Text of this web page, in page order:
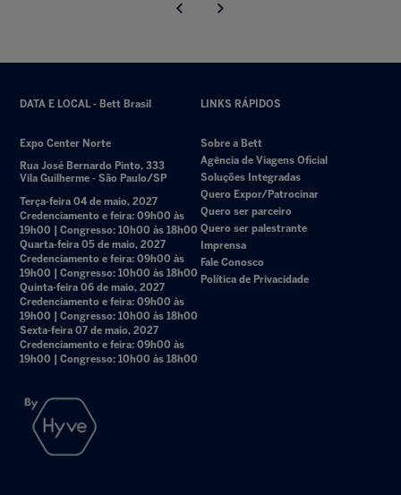
DATA E LOCAL - Bett Brasil
Expo Center Norte
Rua José Bernardo Pinto, 333
Vila Guilherme - São Paulo/SP
Terça-feira 04 de maio, 2027
Credenciamento e feira: 09h00 às
19h00 | Congresso: 10h00 às 18h00
Quarta-feira 05 de maio, 2027
Credenciamento e feira: 09h00 às
19h00 | Congresso: 10h00 às 18h00
Quinta-feira 06 de maio, 2027
Credenciamento e feira: 09h00 às
19h00 | Congresso: 10h00 às 18h00
Sexta-feira 07 de maio, 2027
Credenciamento e feira: 09h00 às
19h00 | Congresso: 10h00 às 18h00
LINKS RÁPIDOS
Sobre a Bett
Agência de Viagens Oficial
Soluções Integradas
Quero Expor/Patrocinar
Quero ser parceiro
Quero ser palestrante
Imprensa
Fale Conosco
Política de Privacidade